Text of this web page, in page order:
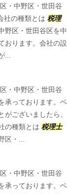
・中野区・世田谷
社の種類とは 税理
野区・世田谷区を中
おります。会社の設
...
・中野区・世田谷
承っております。ベ
ございましたら、
の種類とは 税理士
・...
・中野区・世田谷
承っております。ベ